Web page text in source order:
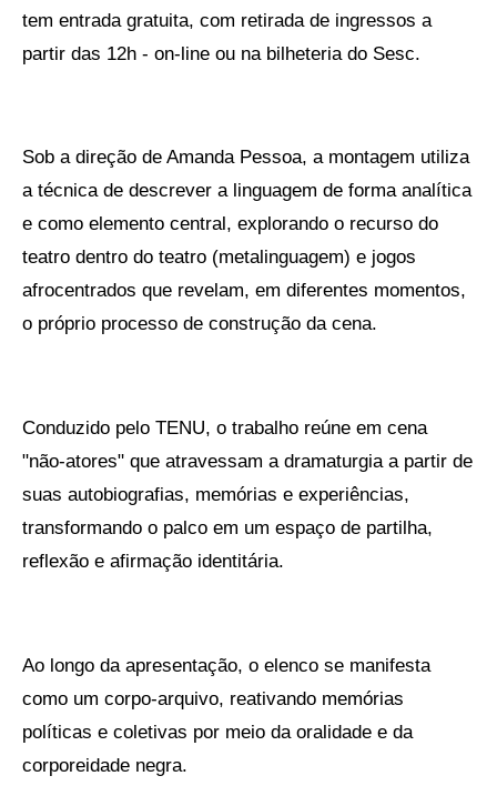
tem entrada gratuita, com retirada de ingressos a
partir das 12h - on-line ou na bilheteria do Sesc.
Sob a direção de Amanda Pessoa, a montagem utiliza
a técnica de descrever a linguagem de forma analítica
e como elemento central, explorando o recurso do
teatro dentro do teatro (metalinguagem) e jogos
afrocentrados que revelam, em diferentes momentos,
o próprio processo de construção da cena.
Conduzido pelo TENU, o trabalho reúne em cena
"não-atores" que atravessam a dramaturgia a partir de
suas autobiografias, memórias e experiências,
transformando o palco em um espaço de partilha,
reflexão e afirmação identitária.
Ao longo da apresentação, o elenco se manifesta
como um corpo-arquivo, reativando memórias
políticas e coletivas por meio da oralidade e da
corporeidade negra.